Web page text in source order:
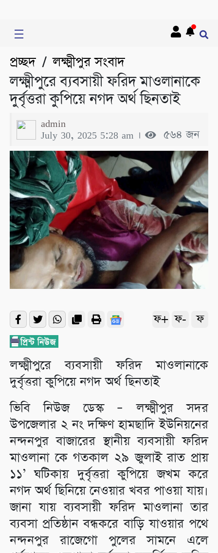
প্রচ্ছদ/লক্ষ্মীপুর সংবাদ
লক্ষ্মীপুরে ব্যবসায়ী ফরিদ মাওলানাকে
দুর্বৃত্তরা কুপিয়ে নগদ অর্থ ছিনতাই
admin
July 30, 2025 5:28 am । ৫৬৪ জন
ফ+ ফ- ফ
লক্ষ্মীপুরে ব্যবসায়ী ফরিদ মাওলানাকে
দুর্বৃত্তরা কুপিয়ে নগদ অর্থ ছিনতাই
ভিবি নিউজ ডেস্ক – লক্ষ্মীপুর সদর
উপজেলার ২ নং দক্ষিণ হামছাদি ইউনিয়নের
নন্দনপুর বাজারের স্থানীয় ব্যবসায়ী ফরিদ
মাওলানা কে গতকাল ২৯ জুলাই রাত প্রায়
১১’ ঘটিকায় দুর্বৃত্তরা কুপিয়ে জখম করে
নগদ অর্থ ছিনিয়ে নেওয়ার খবর পাওয়া যায়।
জানা যায় ব্যবসায়ী ফরিদ মাওলানা তার
ব্যবসা প্রতিষ্ঠান বন্ধকরে বাড়ি যাওয়ার পথে
নন্দনপুর রাজেগো পুলের সামনে এলে